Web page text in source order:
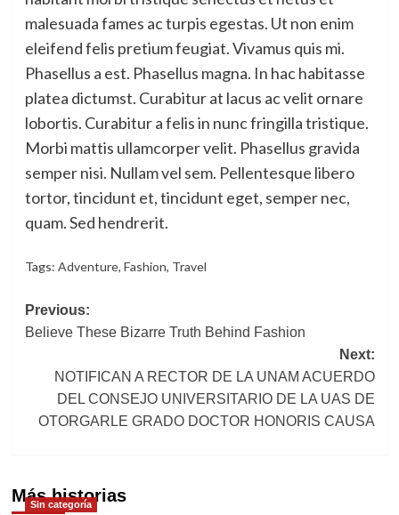
malesuada fames ac turpis egestas. Ut non enim
eleifend felis pretium feugiat. Vivamus quis mi.
Phasellus a est. Phasellus magna. In hac habitasse
platea dictumst. Curabitur at lacus ac velit ornare
lobortis. Curabitur a felis in nunc fringilla tristique.
Morbi mattis ullamcorper velit. Phasellus gravida
semper nisi. Nullam vel sem. Pellentesque libero
tortor, tincidunt et, tincidunt eget, semper nec,
quam. Sed hendrerit.
Tags: Adventure, Fashion, Travel
Post
navigation
Previous:
Believe These Bizarre Truth Behind Fashion
Next:
NOTIFICAN A RECTOR DE LA UNAM ACUERDO
DEL CONSEJO UNIVERSITARIO DE LA UAS DE
OTORGARLE GRADO DOCTOR HONORIS CAUSA
Más historias
Sin categoría